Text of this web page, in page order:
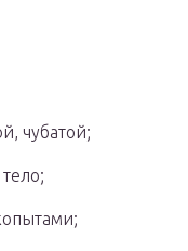
чубатой;